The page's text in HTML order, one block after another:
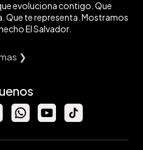
evoluciona contigo. Que
Que te representa. Mostramos
El Salvador.
❯